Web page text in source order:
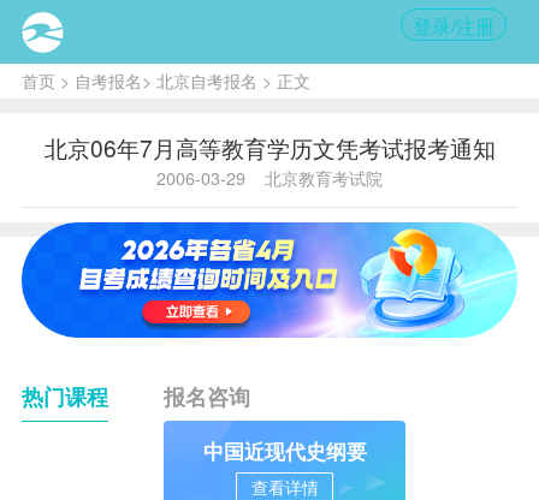
登录/注册
首页> 自考报名> 北京自考报名 > 正文
北京06年7月高等教育学历文凭考试报考通知
2006-03-29 北京教育考试院
热门课程 报名咨询
中国近现代史纲要
查看详情